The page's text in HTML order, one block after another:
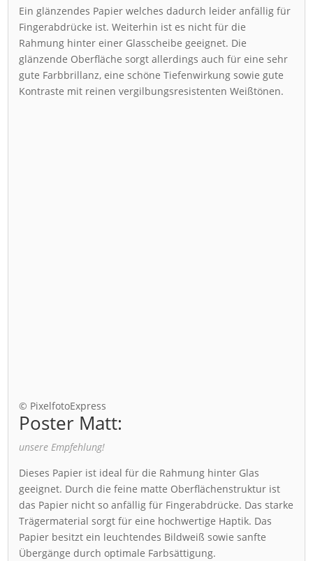
Ein glänzendes Papier welches dadurch leider anfällig für
Fingerabdrücke ist. Weiterhin ist es nicht für die
Rahmung hinter einer Glasscheibe geeignet. Die
glänzende Oberfläche sorgt allerdings auch für eine sehr
gute Farbbrillanz, eine schöne Tiefenwirkung sowie gute
Kontraste mit reinen vergilbungsresistenten Weißtönen.
© PixelfotoExpress
Poster Matt:
unsere Empfehlung!
Dieses Papier ist ideal für die Rahmung hinter Glas
geeignet. Durch die feine matte Oberflächenstruktur ist
das Papier nicht so anfällig für Fingerabdrücke. Das starke
Trägermaterial sorgt für eine hochwertige Haptik. Das
Papier besitzt ein leuchtendes Bildweiß sowie sanfte
Übergänge durch optimale Farbsättigung.